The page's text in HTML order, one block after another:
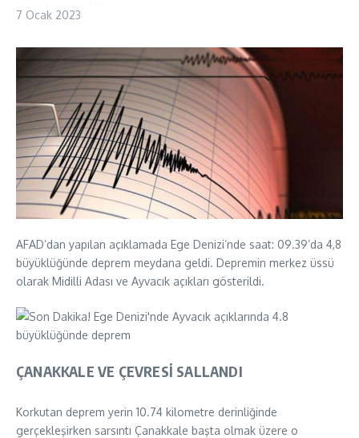
7 Ocak 2023
AFAD’dan yapılan açıklamada Ege Denizi’nde saat: 09.39’da 4,8
büyüklüğünde deprem meydana geldi. Depremin merkez üssü
olarak Midilli Adası ve Ayvacık açıkları gösterildi.
ÇANAKKALE VE ÇEVRESİ SALLANDI
Korkutan deprem yerin 10.74 kilometre derinliğinde
gerçekleşirken sarsıntı Çanakkale başta olmak üzere o